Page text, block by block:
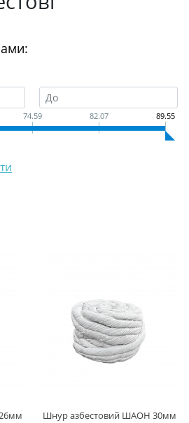
74.59 82.07 89.55
Шнур азбестовий ШАОН 30мм